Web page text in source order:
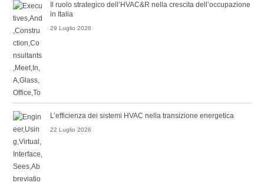
Il ruolo strategico dell’HVAC&R nella crescita dell’occupazione
in Italia
29 Luglio 2026
L’efficienza dei sistemi HVAC nella transizione energetica
22 Luglio 2026